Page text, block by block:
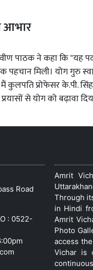
आभार
पाठक ने कहा कि "यह
पहचान मिली। योग गुरु
कुलपति प्रोफेसर के.पी.
से योग को बढ़ावा
Road
: 0522-
Amrit
Through
in Hindi
Amrit
Photo
access
Vichar is